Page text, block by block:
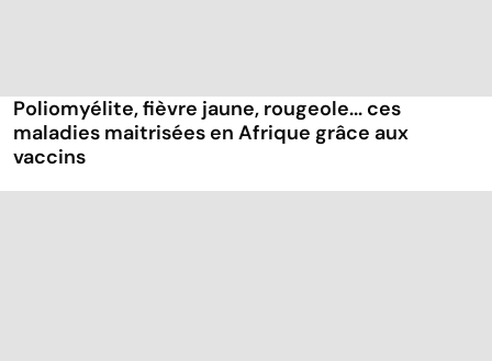
Poliomyélite, fièvre jaune, rougeole... ces
maladies maitrisées en Afrique grâce aux
vaccins